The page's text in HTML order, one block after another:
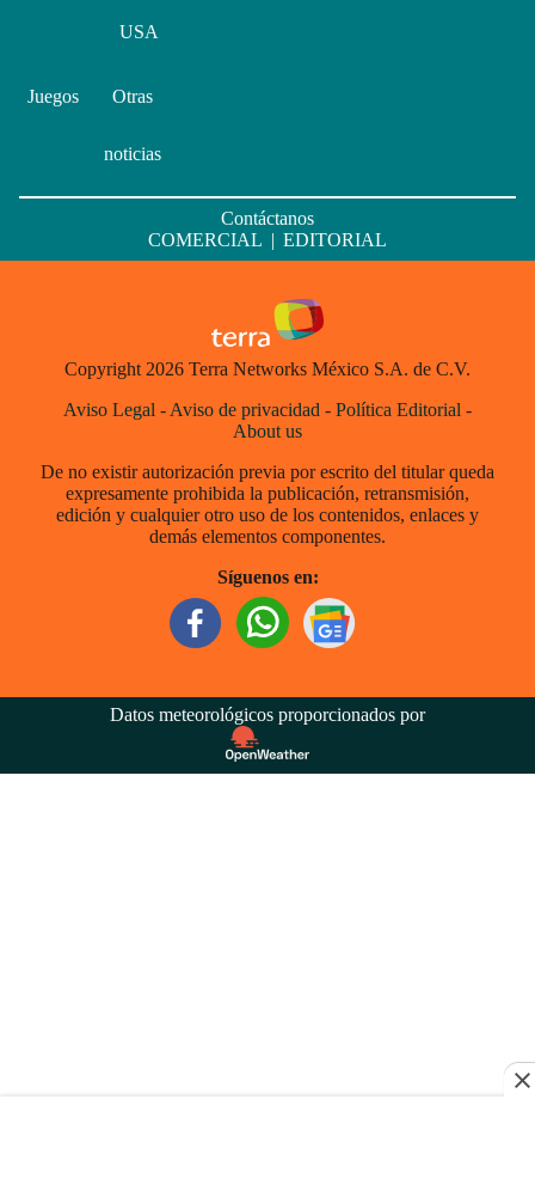
USA
Juegos Otras
noticias
Contáctanos
COMERCIAL | EDITORIAL
Copyright 2026 Terra Networks México S.A. de C.V.
Aviso Legal - Aviso de privacidad - Política Editorial -
About us
De no existir autorización previa por escrito del titular queda
expresamente prohibida la publicación, retransmisión,
edición y cualquier otro uso de los contenidos, enlaces y
demás elementos componentes.
Síguenos en:
Datos meteorológicos proporcionados por